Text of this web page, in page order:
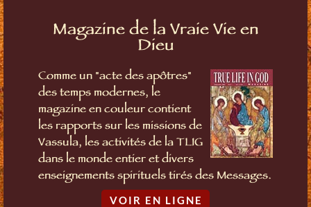
Magazine de la Vraie Vie en
Dieu
Comme un "acte des apôtres"
des temps modernes, le
magazine en couleur contient
les rapports sur les missions de
Vassula, les activités de la TLIG
dans le monde entier et divers
enseignements spirituels tirés des Messages.
VOIR EN LIGNE